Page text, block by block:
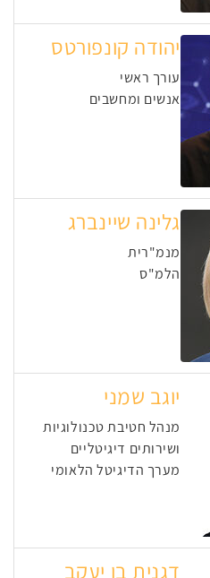
יהודה קונפורטס
עורך ראשי
אנשים ומחשבים
גלינה שיינברג
מנמ"רית
הלמ"ס
יוגב שמני
מנהל חטיבת טכנולוגיות
ושירותים דיגיטליים
מערך הדיגיטל הלאומי
דגנית בן יעקב